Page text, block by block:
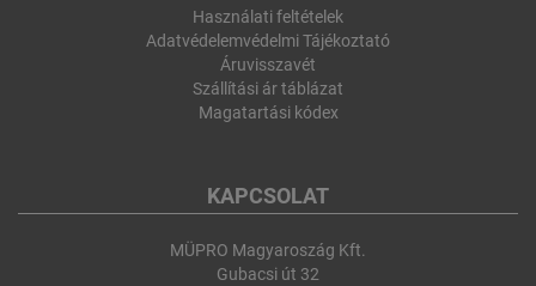
Használati feltételek
Adatvédelemvédelmi Tájékoztató
Áruvisszavét
Szállítási ár táblázat
Magatartási kódex
KAPCSOLAT
MÜPRO Magyaroszág Kft.
Gubacsi út 32